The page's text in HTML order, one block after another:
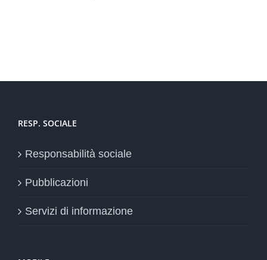
RESP. SOCIALE
Responsabilità sociale
Pubblicazioni
Servizi di informazione